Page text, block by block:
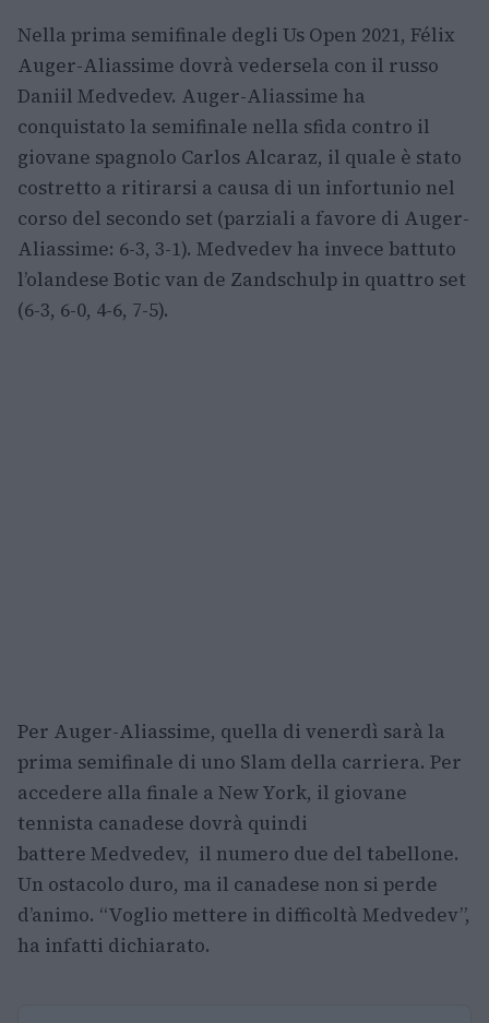
Nella prima semifinale degli Us Open 2021, Félix
Auger-Aliassime dovrà vedersela con il russo
Daniil Medvedev. Auger-Aliassime ha
conquistato la semifinale nella sfida contro il
giovane spagnolo Carlos Alcaraz, il quale è stato
costretto a ritirarsi a causa di un infortunio nel
corso del secondo set (parziali a favore di Auger-
Aliassime: 6-3, 3-1). Medvedev ha invece battuto
l’olandese Botic van de Zandschulp in quattro set
(6-3, 6-0, 4-6, 7-5).
Per Auger-Aliassime, quella di venerdì sarà la
prima semifinale di uno Slam della carriera. Per
accedere alla finale a New York, il giovane
tennista canadese dovrà quindi
battere Medvedev, il numero due del tabellone.
Un ostacolo duro, ma il canadese non si perde
d’animo. “Voglio mettere in difficoltà Medvedev”,
ha infatti dichiarato.